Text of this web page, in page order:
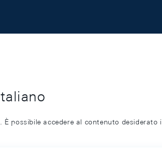
possibile accedere al contenuto desiderato